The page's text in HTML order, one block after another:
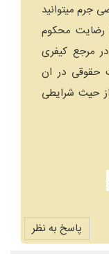
جرم میتوانید
رضایت محکوم
مرجع کیفری
حقوقی در ان
حیث شرایطی
پاسخ به نظر